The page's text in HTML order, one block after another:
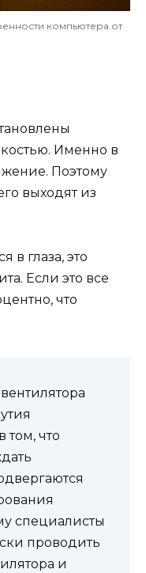
компьютера от
Именно в
Поэтому
выходят из
в глаза, это
Если это все
что
том, что
специалисты
проводить
и